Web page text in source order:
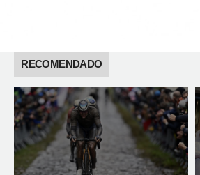
RECOMENDADO